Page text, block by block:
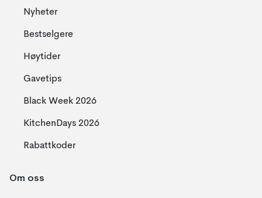
Nyheter
Bestselgere
Høytider
Gavetips
Black Week 2026
KitchenDays 2026
Rabattkoder
Om oss